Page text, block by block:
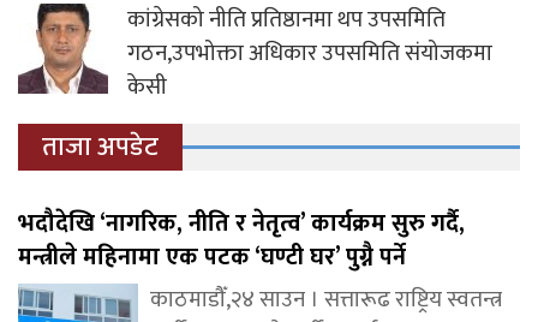
कांग्रेसको नीति प्रतिष्ठानमा थप उपसमिति
गठन,उपभोक्ता अधिकार उपसमिति संयोजकमा
केसी
ताजा अपडेट
भदौदेखि ‘नागरिक, नीति र नेतृत्व’ कार्यक्रम सुरु गर्दै,
मन्त्रीले महिनामा एक पटक ‘घण्टी घर’ पुग्नै पर्ने
काठमाडौँ,२४ साउन । सत्तारूढ राष्ट्रिय स्वतन्त्र